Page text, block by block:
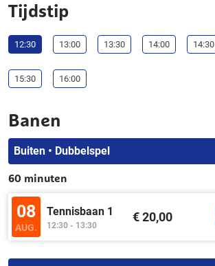
Tijdstip
12:30 13:00 13:30 14:00 14:30
15:30 16:00
Banen
Buiten • Dubbelspel
60 minuten
08
AUG.
Tennisbaan 1
12:30 - 13:30
€ 20,00